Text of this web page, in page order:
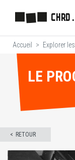
Accueil Explorer
LE
RETOUR